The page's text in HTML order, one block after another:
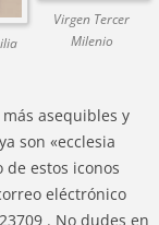
Virgen Tercer
Milenio
asequibles y
son «ecclesia
estos iconos
eléctrónico
. No dudes en